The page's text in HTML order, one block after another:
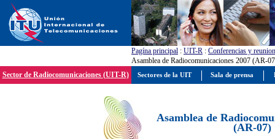
Pagína principal : UIT-R : Conferencias y
Asamblea de Radiocomunicaciones 2007 (AR-
Sector de Radiocomunicaciones (UIT-R)
Asamblea de
(AR-07)
Sectores de la UIT Sala de prensa